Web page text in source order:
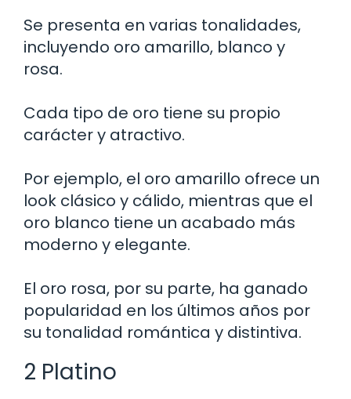
Se presenta en varias tonalidades,
incluyendo oro amarillo, blanco y
rosa.
Cada tipo de oro tiene su propio
carácter y atractivo.
Por ejemplo, el oro amarillo ofrece un
look clásico y cálido, mientras que el
oro blanco tiene un acabado más
moderno y elegante.
El oro rosa, por su parte, ha ganado
popularidad en los últimos años por
su tonalidad romántica y distintiva.
2 Platino